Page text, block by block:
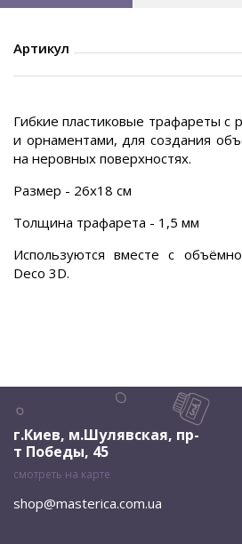
Артикул
Гибкие пластиковые трафареты с
и орнаментами, для создания
на неровных поверхностях.
Размер - 26х18 см
Толщина трафарета - 1,5 мм
Используются вместе с
Deco 3D.
г.Киев, м.Шулявская, пр-
т Победы, 45
смотреть на карте
shop@masterica.com.ua